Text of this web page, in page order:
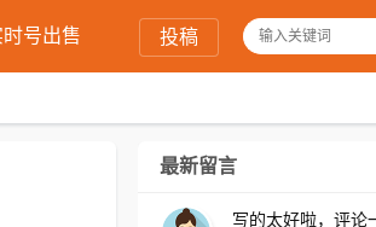
号出售 投稿
最新留言